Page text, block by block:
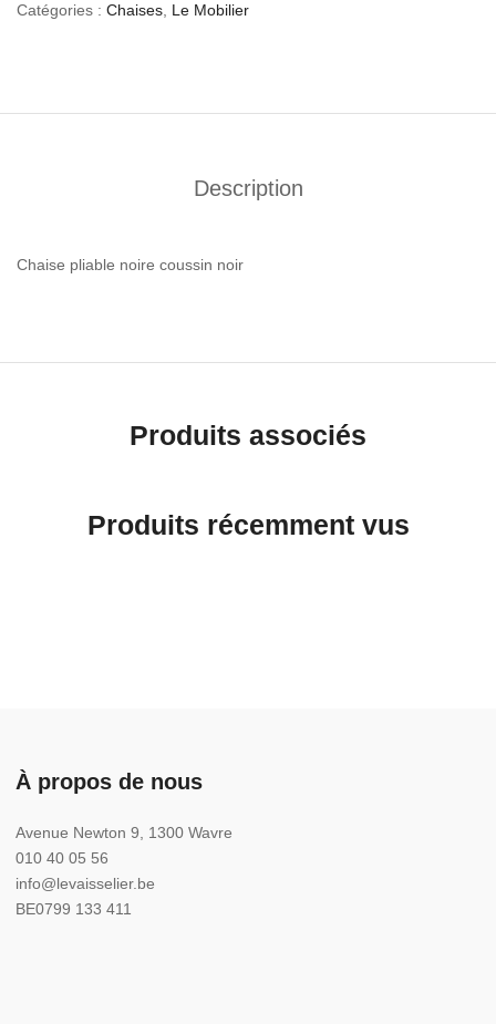
Catégories : Chaises Le Mobilier
Description
Chaise pliable noire coussin noir
Produits associés
Produits récemment vus
À propos de nous
Avenue Newton 9, 1300 Wavre
010 40 05 56
info@levaisselier.be
BE0799 133 411